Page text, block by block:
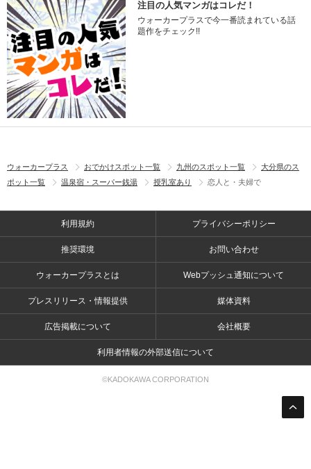
注目の人気マンガはコレだ！
ウォーカープラスで今一番読まれている話
題作をチェック!!
ウォーカープラス おでかけスポット一覧 九州のスポット一覧
大分県のス
ポット一覧
温泉宿・スーパー銭湯 授乳室あり 恋人と・夫婦で
利用規約 プライバシーポリシー
推奨環境 お問い合わせ
ウォーカープラスとは Webプッシュ通知について
プレスリリース・情報提供 媒体資料
広告掲載について 会社概要
利用者情報の外部送信について
©KADOKAWA CORPORATION